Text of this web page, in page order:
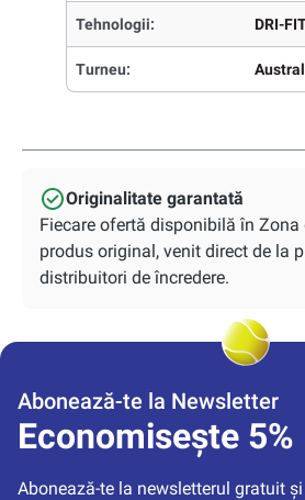
Tehnologii: DRI-
Turneu:
Originalitate garantată
Fiecare ofertă disponibilă în Zona
produs original, venit direct de la
distribuitori de încredere.
Abonează-te la Newsletter
Economisește 5%
Abonează-te la newsletterul gratuit